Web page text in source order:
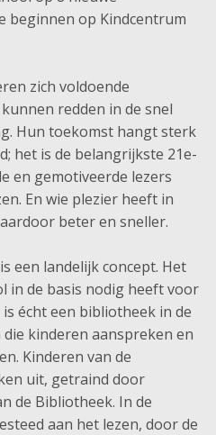
beginnen op Kindcentrum
zich voldoende
redden in de snel
Hun toekomst hangt sterk
het is de belangrijkste 21e-
en gemotiveerde lezers
En wie plezier heeft in
beter en sneller.
een landelijk concept. Het
in de basis nodig heeft voor
écht een bibliotheek in de
kinderen aanspreken en
Kinderen van de
uit, getraind door
de Bibliotheek. In de
aan het lezen, door de